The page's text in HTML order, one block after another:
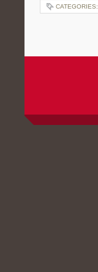
CATEGORIES: